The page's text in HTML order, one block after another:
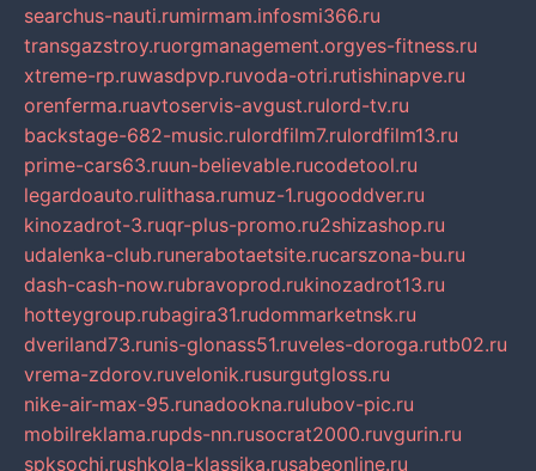
searchus-nauti.rumirmam.infosmi366.ru
transgazstroy.ruorgmanagement.orgyes-fitness.ru
xtreme-rp.ruwasdpvp.ruvoda-otri.rutishinapve.ru
orenferma.ruavtoservis-avgust.rulord-tv.ru
backstage-682-music.rulordfilm7.rulordfilm13.ru
prime-cars63.ruun-believable.rucodetool.ru
legardoauto.rulithasa.rumuz-1.rugooddver.ru
kinozadrot-3.ruqr-plus-promo.ru2shizashop.ru
udalenka-club.runerabotaetsite.rucarszona-bu.ru
dash-cash-now.rubravoprod.rukinozadrot13.ru
hotteygroup.rubagira31.rudommarketnsk.ru
dveriland73.runis-glonass51.ruveles-doroga.rutb02.ru
vrema-zdorov.ruvelonik.rusurgutgloss.ru
nike-air-max-95.runadookna.rulubov-pic.ru
mobilreklama.rupds-nn.rusocrat2000.ruvgurin.ru
spksochi.rushkola-klassika.rusabeonline.ru